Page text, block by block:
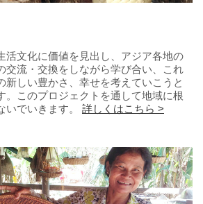
活文化に価値を見出し、アジア各地の
交流・交換をしながら学び合い、これ
新しい豊かさ、幸せを考えていこうと
。このプロジェクトを通して地域に根
いでいきます。 詳しくはこちら >